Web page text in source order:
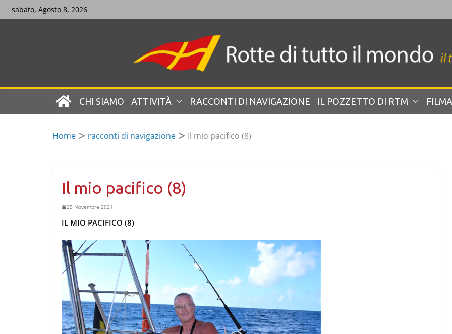
to
sabato, Agosto 8, 2026
CHI SIAMO ATTIVITÀ RACCONTI DI NAVIGAZIONE IL POZZETTO DI RTM
Home racconti di navigazione Il mio pacifico (8)
Il mio pacifico (8)
25 Novembre 2021
IL MIO PACIFICO (8)